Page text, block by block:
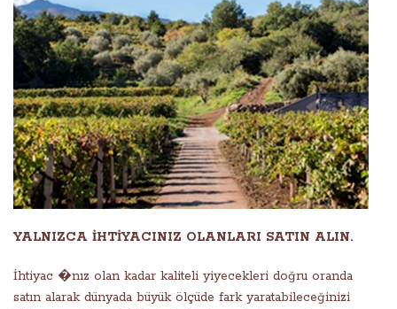
YALNIZCA İHTİYACINIZ OLANLARI SATIN ALIN.
İhtiyac �nız olan kadar kaliteli yiyecekleri doğru oranda
satın alarak dünyada büyük ölçüde fark yaratabileceğinizi